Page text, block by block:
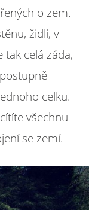
o zem.
židli, v
celá záda,
celku.
všechnu
se zemí.